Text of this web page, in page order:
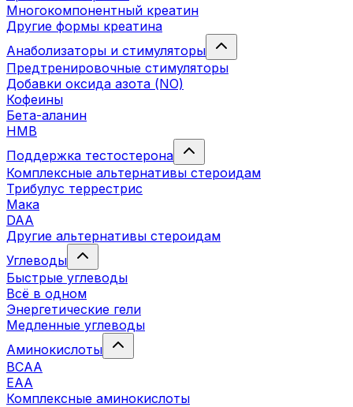
Многокомпонентный креатин
Другие формы креатина
Анаболизаторы и стимуляторы
Предтренировочные стимуляторы
Добавки оксида азота (NO)
Кофеины
Бета-аланин
HMB
Поддержка тестостерона
Комплексные альтернативы стероидам
Трибулус террестрис
Мака
DAA
Другие альтернативы стероидам
Углеводы
Быстрые углеводы
Всё в одном
Энергетические гели
Медленные углеводы
Аминокислоты
BCAA
EAA
Комплексные аминокислоты